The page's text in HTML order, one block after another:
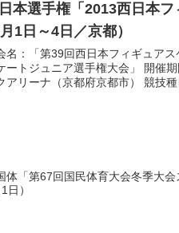
本選手権「2013西日本
1日～4日／京都）
名：「第39回西日本フィギ
ートジュニア選手権大会」 開催
アリーナ（京都府京都市） 競技
体「第67回国民体育大会冬季大
日）